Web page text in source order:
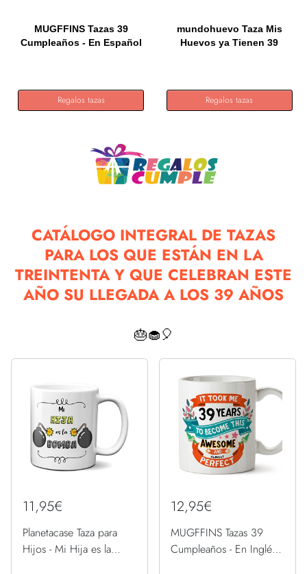
MUGFFINS Tazas 39
Cumpleaños - En Español
Regalos tazas
mundohuevo Taza Mis
Huevos ya Tienen 39
Regalos tazas
CATÁLOGO INTEGRAL DE TAZAS
PARA LOS QUE ESTÁN EN LA
TREINTENTA Y QUE CELEBRAN ESTE
AÑO SU LLEGADA A LOS 39 AÑOS
🎂🧁🎈
11,95€
Planetacase Taza para
Hijos - Mi Hija es la
12,95€
MUGFFINS Tazas 39
Cumpleaños - En Inglés -